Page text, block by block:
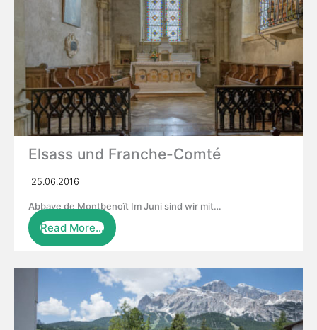
Elsass und Franche-Comté
25.06.2016
Abbaye de Montbenoît Im Juni sind wir mit…
Read More…